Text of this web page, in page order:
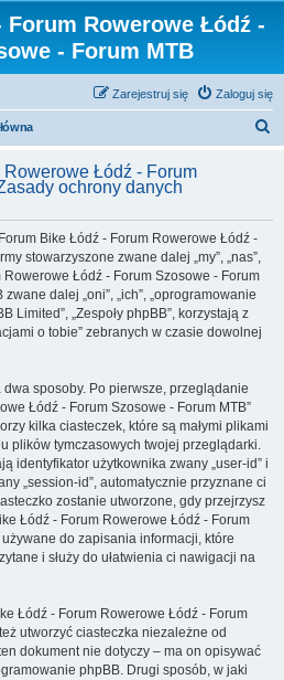
Rowerowe Łódź -
- Forum MTB
Zaloguj się
Zarejestruj się
Łódź - Forum
ochrony danych
Bike Łódź - Forum Rowerowe Łódź -
stowarzyszone zwane dalej „my”, „nas”,
Rowerowe Łódź - Forum Szosowe - Forum
zwane dalej „oni”, „ich”, „oprogramowanie
Limited”, „Zespoły phpBB”, korzystają z
o tobie” zebranych w czasie dowolnej
sposoby. Po pierwsze, przeglądanie
Łódź - Forum Szosowe - Forum MTB”
kilka ciasteczek, które są małymi plikami
plików tymczasowych twojej przeglądarki.
identyfikator użytkownika zwany „user-id” i
„session-id”, automatycznie przyznane ci
zostanie utworzone, gdy przejrzysz
Łódź - Forum Rowerowe Łódź - Forum
do zapisania informacji, które
i służy do ułatwienia ci nawigacji na
Łódź - Forum Rowerowe Łódź - Forum
utworzyć ciasteczka niezależne od
dokument nie dotyczy – ma on opisywać
phpBB. Drugi sposób, w jaki